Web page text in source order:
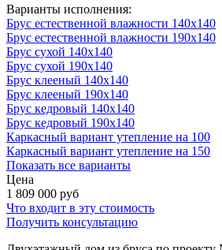
Варианты исполнения:
Брус естественной влажности 140x140
Брус естественной влажности 190x140
Брус сухой 140x140
Брус сухой 190x140
Брус клееный 140x140
Брус клееный 190x140
Брус кедровый 140x140
Брус кедровый 190x140
Каркасный вариант утепление на 100
Каркасный вариант утепление на 150
Показать все варианты
Цена
1 809 000 руб
Что входит в эту стоимость
Получить консультацию